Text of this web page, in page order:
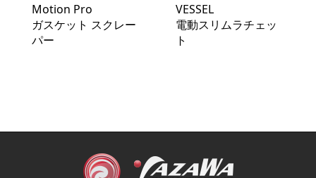
Motion Pro
ガスケット スクレー
パー
VESSEL
電動スリムラチェッ
ト